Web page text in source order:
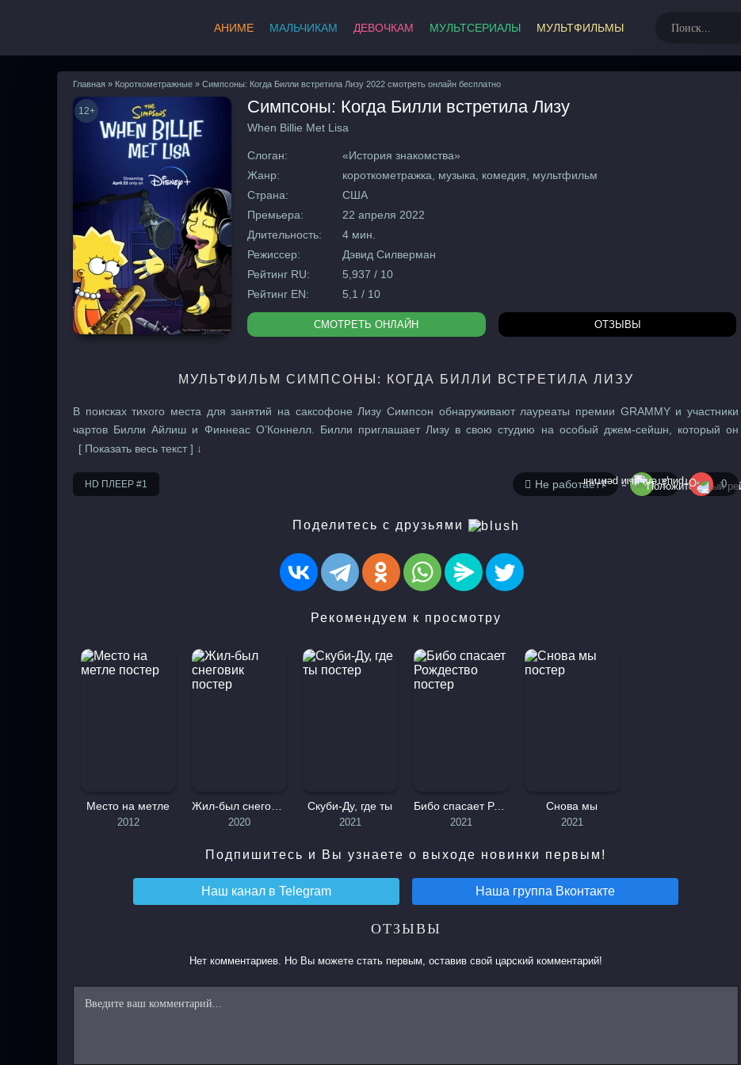
АНИМЕ МАЛЬЧИКАМ ДЕВОЧКАМ МУЛЬТСЕРИАЛЫ МУЛЬТФИЛЬМЫ
Развивающие
18+
Исторические
Главная » Короткометражные » Симпсоны: Когда Билли встретила Лизу 2022 смотреть онлайн бесплатно
12+ Симпсоны: Когда Билли встретила Лизу
When Billie Met Lisa
Слоган:
«История знакомства»
Жанр:
короткометражка, музыка, комедия, мультфильм
Страна:
США
Премьера:
22 апреля 2022
Длительность:
4 мин.
Режиссер:
Дэвид Силверман
Рейтинг RU:
5,937 / 10
Рейтинг EN:
5,1 / 10
СМОТРЕТЬ ОНЛАЙН ОТЗЫВЫ
МУЛЬТФИЛЬМ СИМПСОНЫ: КОГДА БИЛЛИ ВСТРЕТИЛА ЛИЗУ
В поисках тихого места для занятий на саксофоне Лизу Симпсон обнаруживают лауреаты премии GRAMMY и участники
чартов Билли Айлиш и Финнеас О’Коннелл. Билли приглашает Лизу в свою студию на особый джем-сейшн, который он
никогда не забудет. История знакомства: когда Билли встретила Лизу. #Джем-сейшн #Саксофон #Ребенок в главной роли
#20th Television. #WEB-DL.
[ Показать весь текст ] ↓
HD ПЛЕЕР #1 Не работает? 1 0
Поделитесь с друзьями
Рекомендуем к просмотру
Место на метле
2012
Жил-был снеговик
2020
Скуби-Ду, где ты
2021
Бибо спасает Рождество
2021
Снова мы
2021
Подпишитесь и Вы узнаете о выходе новинки первым!
Наш канал в Telegram Наша группа Вконтакте
ОТЗЫВЫ
Нет комментариев. Но Вы можете стать первым, оставив свой царский комментарий!